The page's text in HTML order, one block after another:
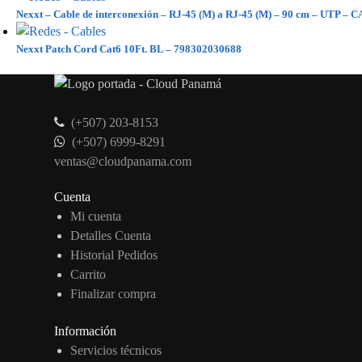
Nexxt – Cable de interconexión – RJ-45 (M) a RJ-45 (M) – 90 cm – UTP –
Nexxt Patch Cord Cat6 10Ft. BL – 798302030688
(+507) 203-8153
(+507) 6999-8291
ventas@cloudpanama.com
Cuenta
Mi cuenta
Detalles Cuenta
Historial Pedidos
Carrito
Finalizar compra
Información
Servicios técnicos